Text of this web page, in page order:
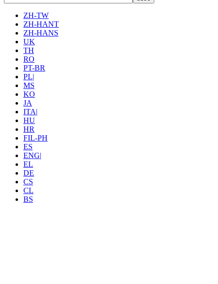
ZH-TW
ZH-HANT
ZH-HANS
UK
TH
RO
PT-BR
PL|
MS
KO
JA
ITA|
HU
HR
FIL-PH
ES
ENG|
EL
DE
CS
CL
BS